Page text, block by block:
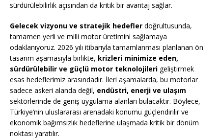
sürdürülebilirlik açısından da kritik bir avantaj sağlar.
Gelecek vizyonu ve stratejik hedefler doğrultusunda,
tamamen yerli ve milli motor üretimini sağlamaya
odaklanıyoruz. 2026 yılı itibarıyla tamamlanması planlanan ön
tasarım aşamasıyla birlikte, krizleri minimize eden,
sürdürülebilir ve güçlü motor teknolojileri geliştirmek
esas hedeflerimiz arasındadır. İleri aşamalarda, bu motorlar
sadece askeri alanda değil, endüstri, enerji ve ulaşım
sektörlerinde de geniş uygulama alanları bulacaktır. Böylece,
Türkiye’nin uluslararası arenadaki konumu güçlendirilir ve
ekonomik bağımsızlık hedeflerine ulaşmada kritik bir dönüm
noktası yaratılır.